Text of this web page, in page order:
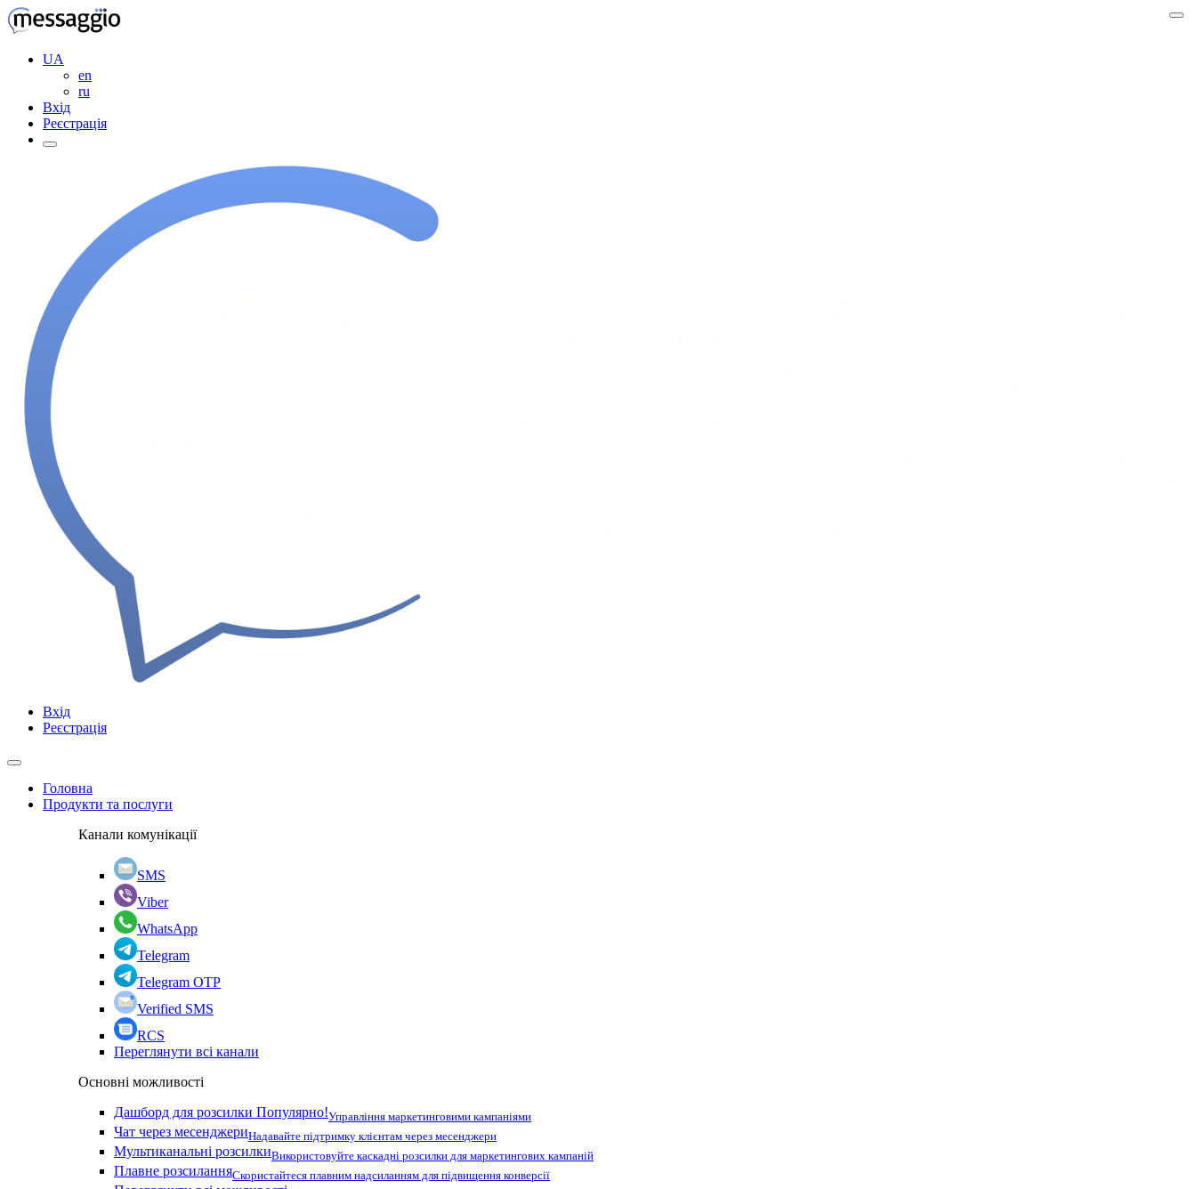
UA
en
ru
Вхід
Реєстрація
Вхід
Реєстрація
Головна
Продукти та послуги
Канали комунікації
SMS
Viber
WhatsApp
Telegram
Telegram OTP
Verified SMS
RCS
Переглянути всі канали
Основні можливості
Дашборд для розсилки Популярно!Управління маркетинговими кампаніями
Чат через месенджериНадавайте підтримку клієнтам через месенджери
Мультиканальні розсилкиВикористовуйте каскадні розсилки для маркетингових кампаній
Плавне розсиланняСкористайтеся плавним надсиланням для підвищення конверсії